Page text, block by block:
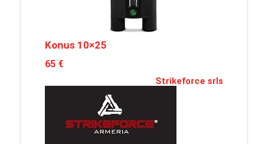
Konus 10×25
65 €
Strikeforce srls